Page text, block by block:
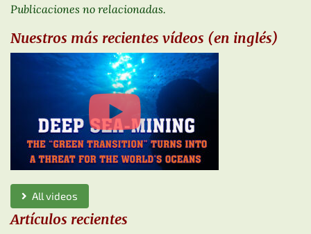
Publicaciones no relacionadas.
Nuestros más recientes vídeos (en inglés)
All videos
Artículos recientes